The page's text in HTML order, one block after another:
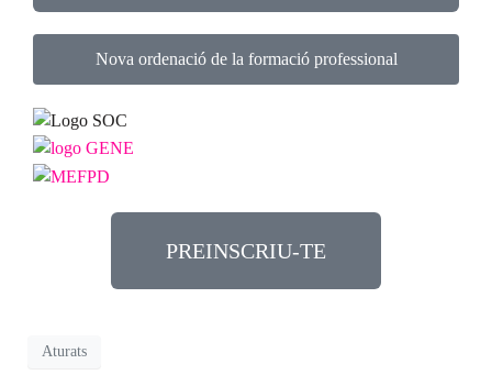
Nova ordenació de la formació professional
PREINSCRIU-TE
Aturats